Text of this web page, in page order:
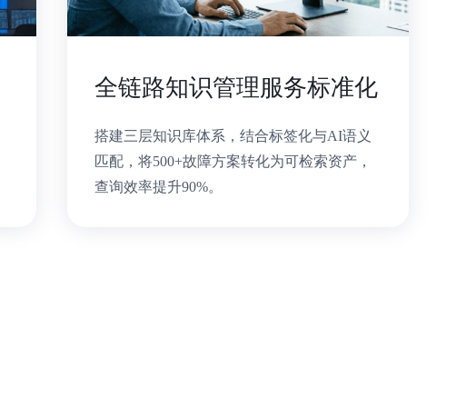
全链路知识管理服务标准化
搭建三层知识库体系，结合标签化与AI语义
匹配，将500+故障方案转化为可检索资产，
查询效率提升90%。